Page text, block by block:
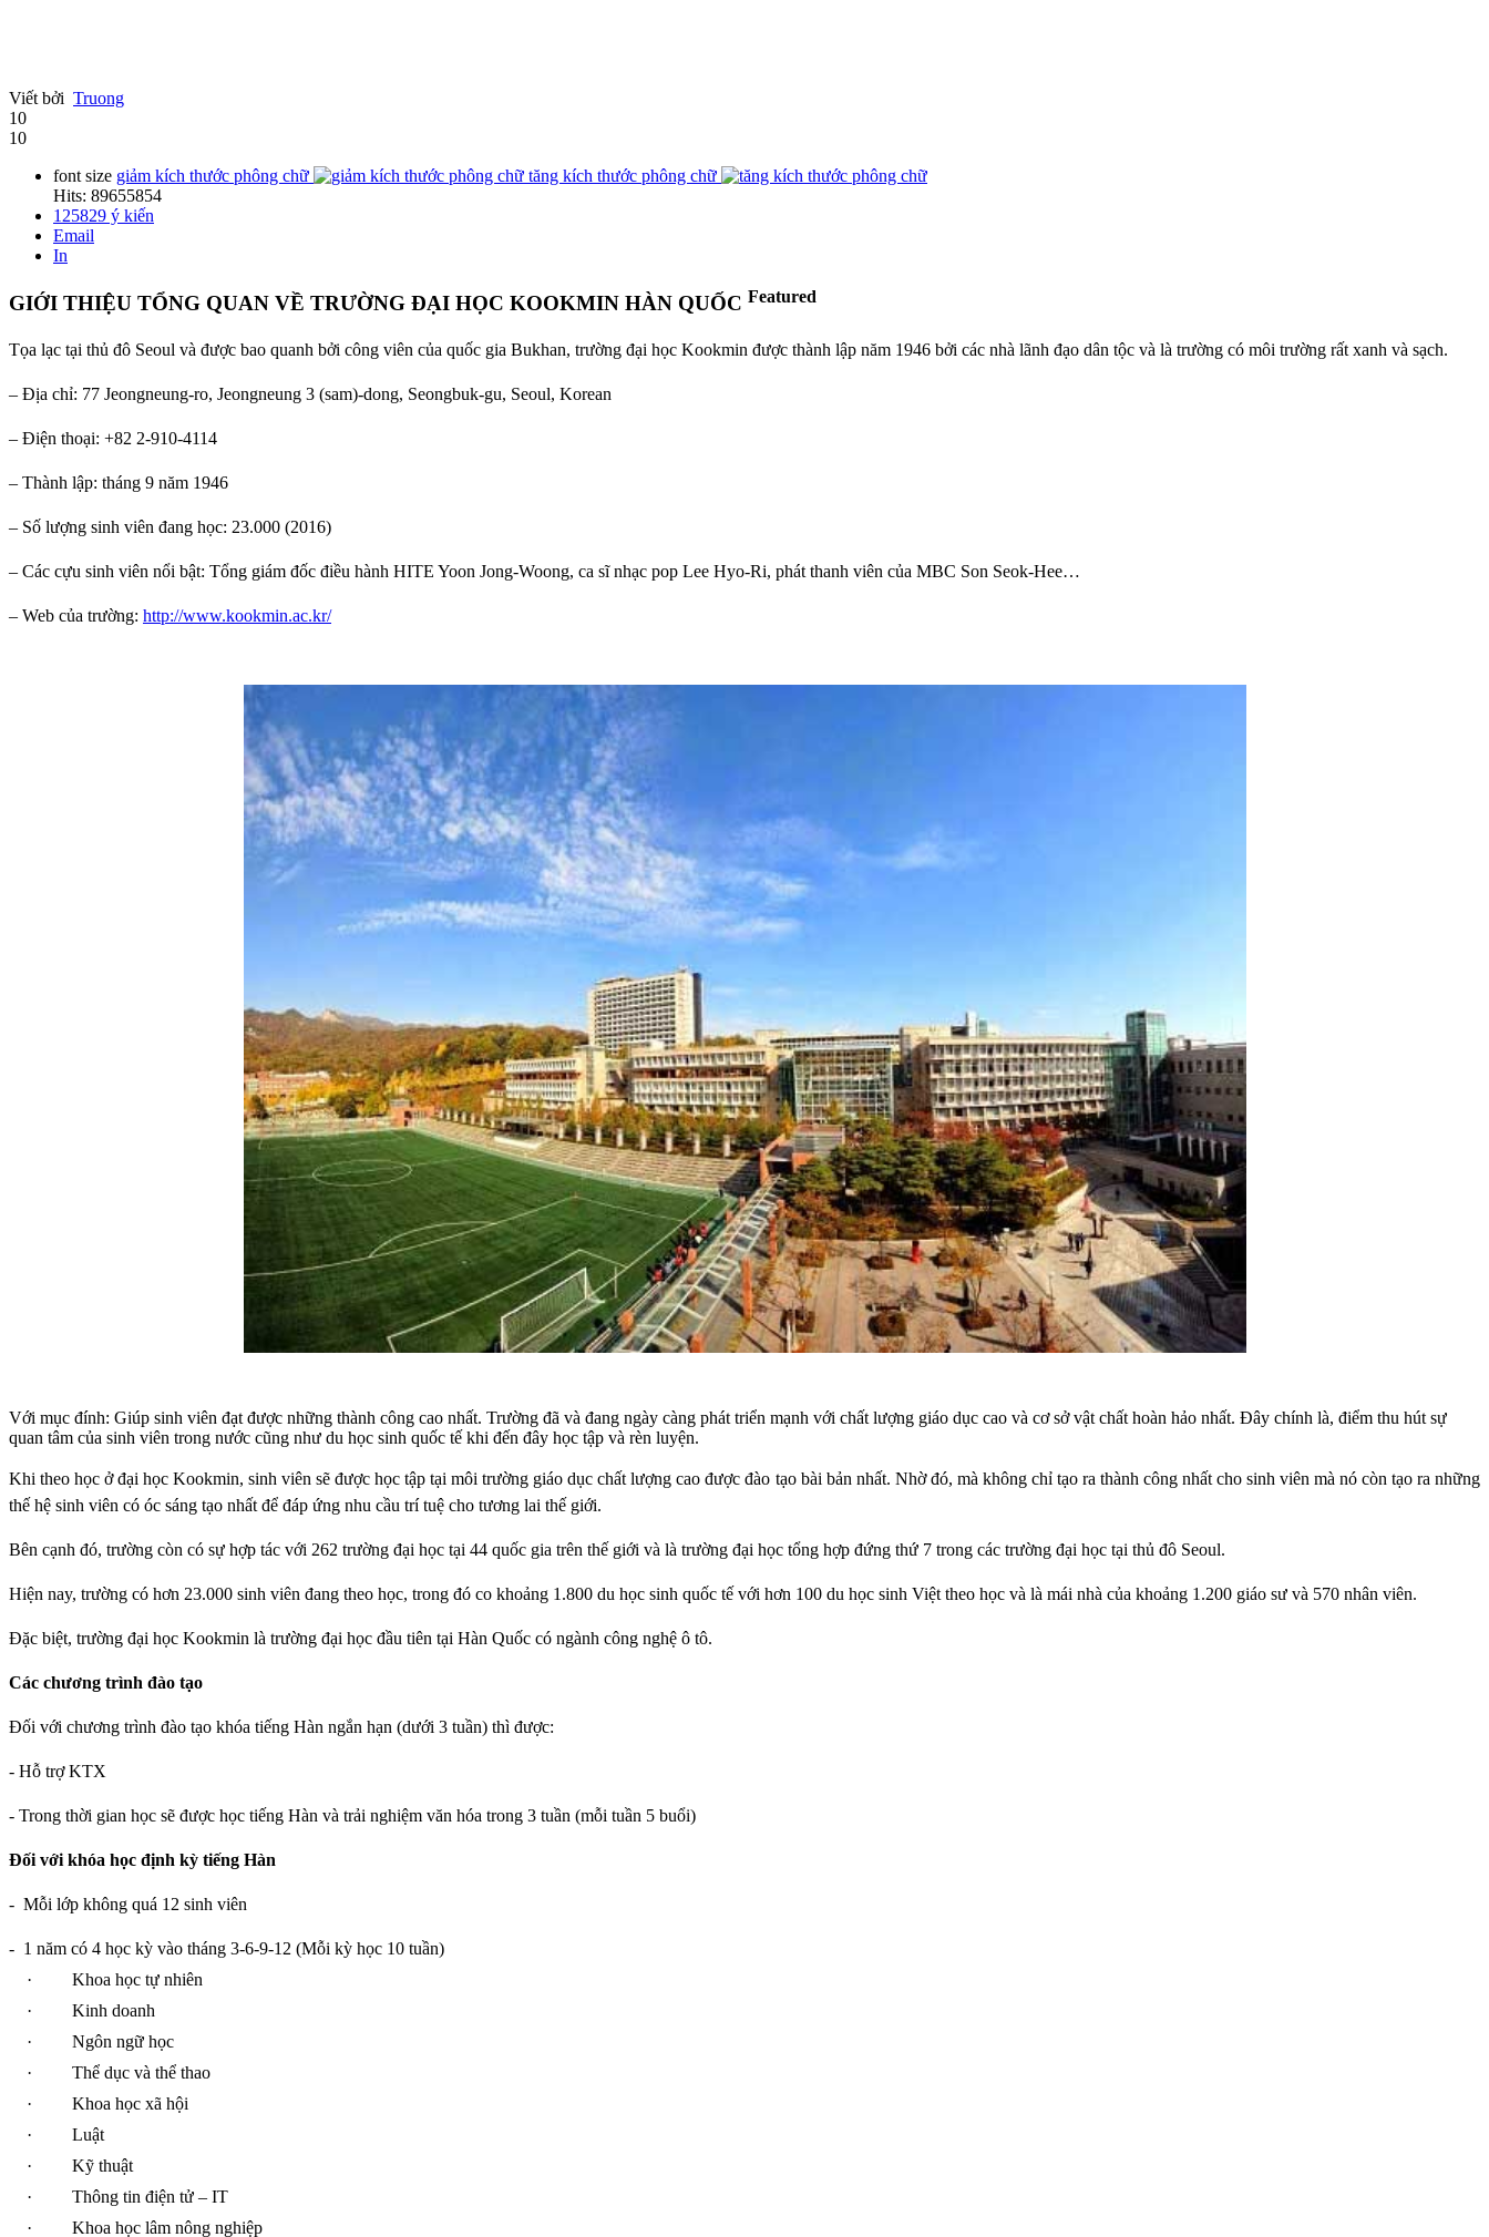
Viết bởi Truong
10
10
font size giảm kích thước phông chữ
tăng kích thước phông chữ
Hits: 89655854
125829 ý kiến
Email
In
GIỚI THIỆU TỔNG QUAN VỀ TRƯỜNG ĐẠI HỌC KOOKMIN HÀN QUỐC Featured
Tọa lạc tại thủ đô Seoul và được bao quanh bởi công viên của quốc gia Bukhan, trường đại học Kookmin được thành lập năm 1946 bởi các nhà lãnh đạo dân tộc và là trường có môi trường rất xanh và sạch.
– Địa chỉ: 77 Jeongneung-ro, Jeongneung 3 (sam)-dong, Seongbuk-gu, Seoul, Korean
– Điện thoại: +82 2-910-4114
– Thành lập: tháng 9 năm 1946
– Số lượng sinh viên đang học: 23.000 (2016)
– Các cựu sinh viên nổi bật: Tổng giám đốc điều hành HITE Yoon Jong-Woong, ca sĩ nhạc pop Lee Hyo-Ri, phát thanh viên của MBC Son Seok-Hee…
– Web của trường: http://www.kookmin.ac.kr/
Với mục đính: Giúp sinh viên đạt được những thành công cao nhất. Trường đã và đang ngày càng phát triển mạnh với chất lượng giáo dục cao và cơ sở vật chất hoàn hảo nhất. Đây chính là, điểm thu hút sự
quan tâm của sinh viên trong nước cũng như du học sinh quốc tế khi đến đây học tập và rèn luyện.
Khi theo học ở đại học Kookmin, sinh viên sẽ được học tập tại môi trường giáo dục chất lượng cao được đào tạo bài bản nhất. Nhờ đó, mà không chỉ tạo ra thành công nhất cho sinh viên mà nó còn tạo ra những
thế hệ sinh viên có óc sáng tạo nhất để đáp ứng nhu cầu trí tuệ cho tương lai thế giới.
Bên cạnh đó, trường còn có sự hợp tác với 262 trường đại học tại 44 quốc gia trên thế giới và là trường đại học tổng hợp đứng thứ 7 trong các trường đại học tại thủ đô Seoul.
Hiện nay, trường có hơn 23.000 sinh viên đang theo học, trong đó co khoảng 1.800 du học sinh quốc tế với hơn 100 du học sinh Việt theo học và là mái nhà của khoảng 1.200 giáo sư và 570 nhân viên.
Đặc biệt, trường đại học Kookmin là trường đại học đầu tiên tại Hàn Quốc có ngành công nghệ ô tô.
Các chương trình đào tạo
Đối với chương trình đào tạo khóa tiếng Hàn ngắn hạn (dưới 3 tuần) thì được:
- Hỗ trợ KTX
- Trong thời gian học sẽ được học tiếng Hàn và trải nghiệm văn hóa trong 3 tuần (mỗi tuần 5 buổi)
Đối với khóa học định kỳ tiếng Hàn
- Mỗi lớp không quá 12 sinh viên
- 1 năm có 4 học kỳ vào tháng 3-6-9-12 (Mỗi kỳ học 10 tuần)
·
Khoa học tự nhiên
·
Kinh doanh
·
Ngôn ngữ học
·
Thể dục và thể thao
·
Khoa học xã hội
·
Luật
·
Kỹ thuật
·
Thông tin điện tử – IT
·
Khoa học lâm nông nghiệp